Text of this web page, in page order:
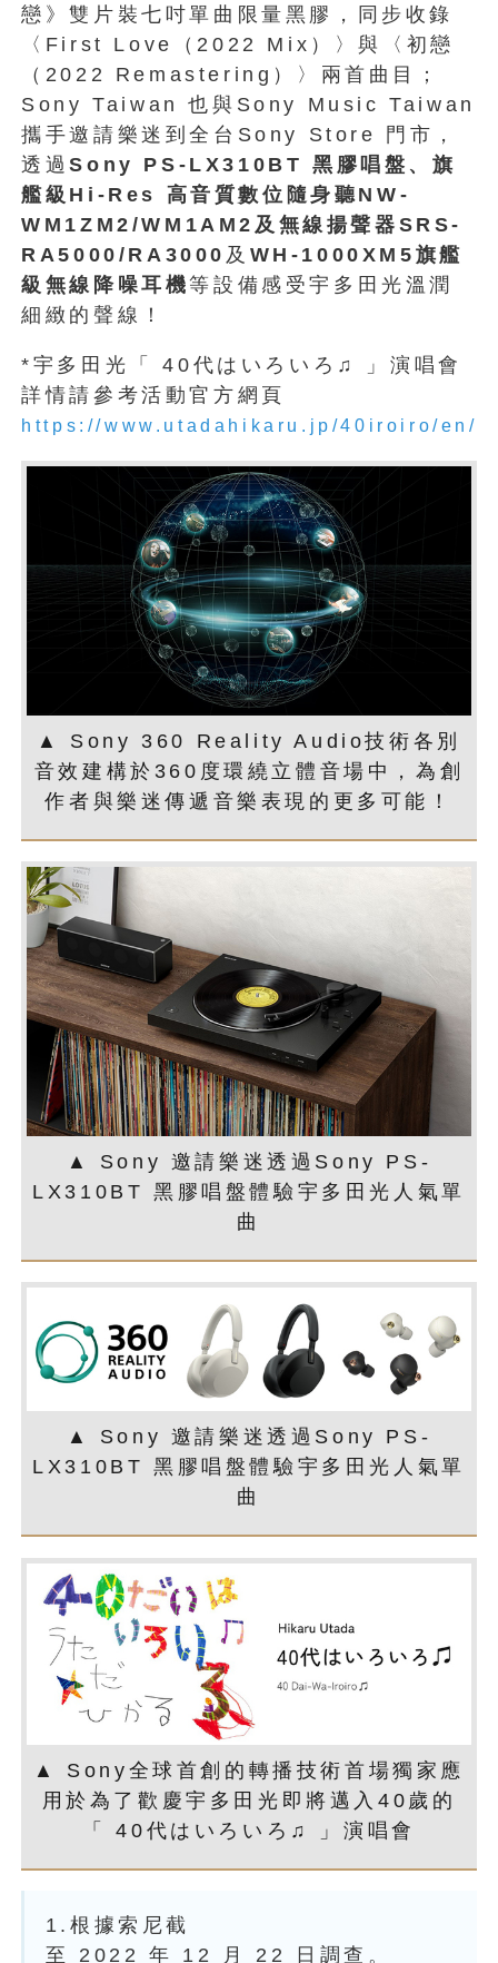
戀》雙片裝七吋單曲限量黑膠，同步收錄
〈First Love（2022 Mix）〉與〈初戀
（2022 Remastering）〉兩首曲目；
Sony Taiwan 也與Sony Music Taiwan
攜手邀請樂迷到全台Sony Store 門市，
透過Sony PS-LX310BT黑膠唱盤、旗
艦級Hi-Res 高音質數位隨身聽NW-
WM1ZM2/WM1AM2 及無線揚聲器SRS-
RA5000/RA3000 及 WH-1000XM5 旗艦
級無線降噪耳機等設備感受宇多田光溫潤
細緻的聲線！
*宇多田光「 40代はいろいろ♫ 」演唱會
詳情請參考活動官方網頁
https://www.utadahikaru.jp/40iroiro/en/
▲ Sony 360 Reality Audio技術各別
音效建構於360度環繞立體音場中，為創
作者與樂迷傳遞音樂表現的更多可能！
▲ Sony 邀請樂迷透過Sony PS-
LX310BT 黑膠唱盤體驗宇多田光人氣單
曲
▲ Sony 邀請樂迷透過Sony PS-
LX310BT 黑膠唱盤體驗宇多田光人氣單
曲
▲ Sony全球首創的轉播技術首場獨家應
用於為了歡慶宇多田光即將邁入40歲的
「 40代はいろいろ♫ 」演唱會
1.根據索尼截
至 2022 年 12 月 22 日調查。